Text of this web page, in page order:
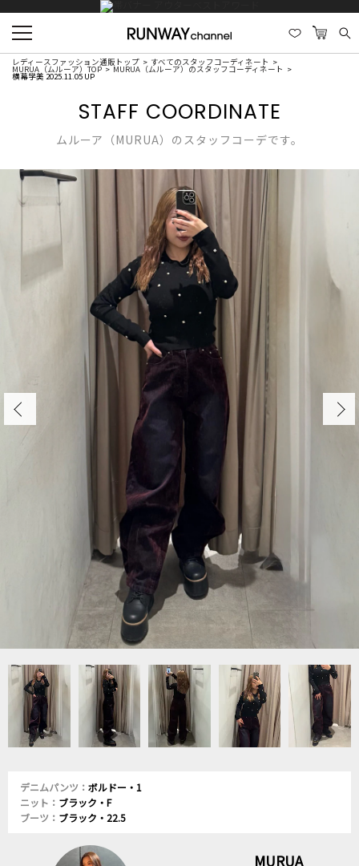
レディースファッション通販トップ すべてのスタッフコーディネート
MURUA（ムルーア）TOP MURUA（ムルーア）のスタッフコーディネート
横幕学美 2025.11.05 UP
STAFF COORDINATE
ムルーア（MURUA）のスタッフコーデです。
デニムパンツ： ボルドー・1
ニット： ブラック・F
ブーツ： ブラック・22.5
MURUA